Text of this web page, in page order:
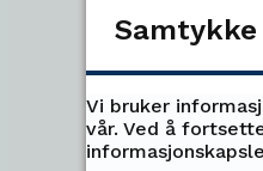
Nord-
Troms
ut to
søknadsfrist
Samtykke
Vi bruker
vår. Ved å